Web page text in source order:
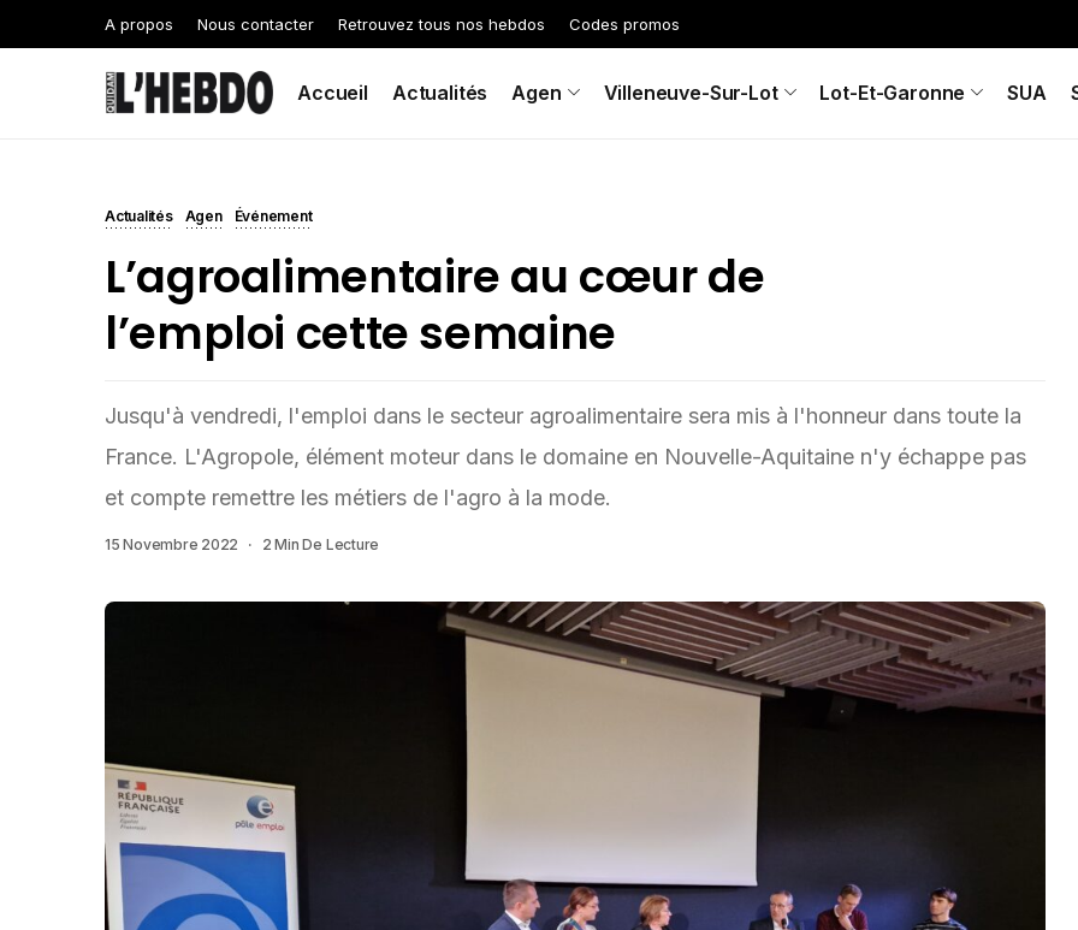
A propos Nous contacter Retrouvez tous nos hebdos Codes promos
Accueil Actualités Agen Villeneuve-Sur-Lot Lot-Et-Garonne SUA
Actualités Agen Événement
L’agroalimentaire au cœur de
l’emploi cette semaine
Jusqu'à vendredi, l'emploi dans le secteur agroalimentaire sera mis à l'honneur dans toute la
France. L'Agropole, élément moteur dans le domaine en Nouvelle-Aquitaine n'y échappe pas
et compte remettre les métiers de l'agro à la mode.
15 Novembre 2022 2 Min De Lecture